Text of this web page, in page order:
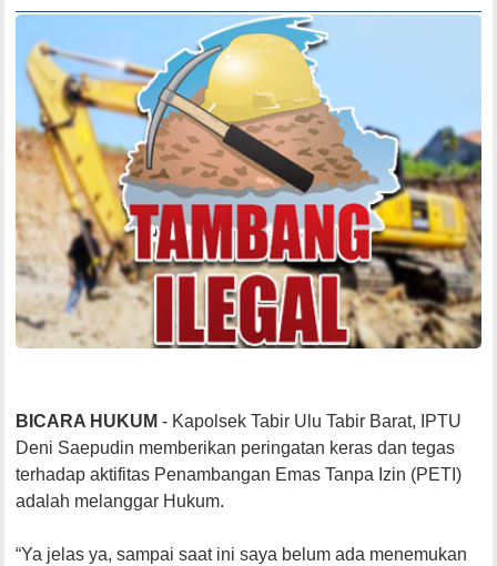
BICARA HUKUM- Kapolsek Tabir Ulu Tabir Barat, IPTU
Deni Saepudin memberikan peringatan keras dan tegas
terhadap aktifitas Penambangan Emas Tanpa Izin (PETI)
adalah melanggar Hukum.
“Ya jelas ya, sampai saat ini saya belum ada menemukan